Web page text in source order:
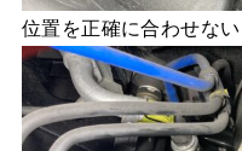
位置を正確に合わせな